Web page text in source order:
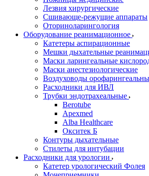
Лезвия хирургические
Сшивающе-режущие аппараты
Оториноларингология
Оборудование реанимационное
Катетеры аспирационные
Мешки дыхательные
Маски ларингеальные
Маски анестезиологические
Воздуховоды
Расходники для ИВЛ
Трубки эндотрахеальные
Berotube
Apexmed
Alba Healthcare
Окситек Б
Контуры дыхательные
Стилеты для интубации
Расходники для урологии
Катетер урологический Фолея